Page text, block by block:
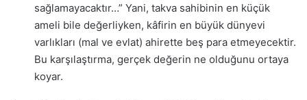
sağlamayacaktır…” Yani, takva sahibinin en küçük
ameli bile değerliyken, kâfirin en büyük dünyevi
varlıkları (mal ve evlat) ahirette beş para etmeyecektir.
Bu karşılaştırma, gerçek değerin ne olduğunu ortaya
koyar.